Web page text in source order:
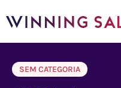
SEM CATEGORIA